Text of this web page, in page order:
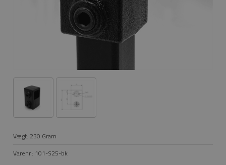
Vægt: 230 Gram
Varenr.: 101-S25-bk